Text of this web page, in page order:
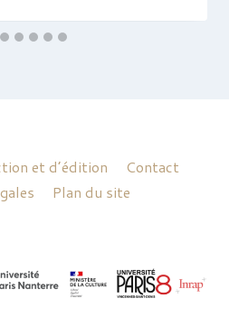
et d’édition
Contact
Plan du site